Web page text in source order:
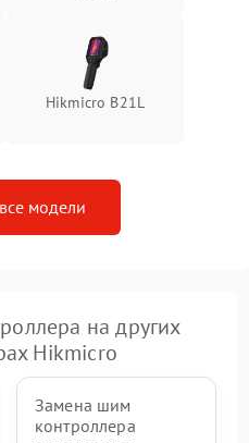
Hikmicro B21L
модели
на других
Hikmicro
Замена шим
контроллера